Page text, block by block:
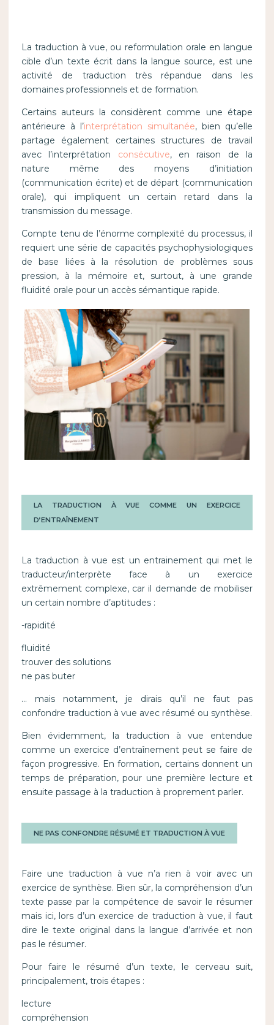
La traduction à vue, ou reformulation orale en langue
cible d’un texte écrit dans la langue source, est une
activité de traduction très répandue dans les
domaines professionnels et de formation.
Certains auteurs la considèrent comme une étape
antérieure à l’interprétation simultanée, bien qu’elle
partage également certaines structures de travail
avec l’interprétation consécutive, en raison de la
nature même des moyens d’initiation
(communication écrite) et de départ (communication
orale), qui impliquent un certain retard dans la
transmission du message.
Compte tenu de l’énorme complexité du processus, il
requiert une série de capacités psychophysiologiques
de base liées à la résolution de problèmes sous
pression, à la mémoire et, surtout, à une grande
fluidité orale pour un accès sémantique rapide.
LA TRADUCTION À VUE COMME UN EXERCICE
D’ENTRAÎNEMENT
La traduction à vue est un entrainement qui met le
traducteur/interprète face à un exercice
extrêmement complexe, car il demande de mobiliser
un certain nombre d’aptitudes :
-rapidité
fluidité
trouver des solutions
ne pas buter
… mais notamment, je dirais qu’il ne faut pas
confondre traduction à vue avec résumé ou synthèse.
Bien évidemment, la traduction à vue entendue
comme un exercice d’entraînement peut se faire de
façon progressive. En formation, certains donnent un
temps de préparation, pour une première lecture et
ensuite passage à la traduction à proprement parler.
NE PAS CONFONDRE RÉSUMÉ ET TRADUCTION À VUE
Faire une traduction à vue n’a rien à voir avec un
exercice de synthèse. Bien sûr, la compréhension d’un
texte passe par la compétence de savoir le résumer
mais ici, lors d’un exercice de traduction à vue, il faut
dire le texte original dans la langue d’arrivée et non
pas le résumer.
Pour faire le résumé d’un texte, le cerveau suit,
principalement, trois étapes :
lecture
compréhension